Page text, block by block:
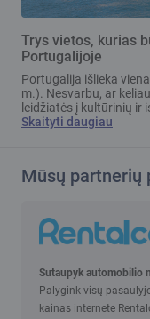
Trys vietos, kurias
Portugalijoje
Portugalija išlieka
m.). Nesvarbu, ar
leidžiatės į kultūrinių ir
Skaityti daugiau
Mūsų partnerių
Sutaupyk automobilio
Palygink visų
kainas internete